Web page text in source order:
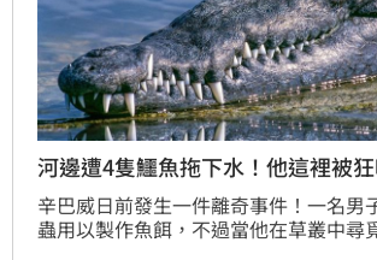
河邊遭4隻鱷魚拖下水！他這裡被
辛巴威日前發生一件離奇事件！一名男
蟲用以製作魚餌，不過當他在草叢中尋